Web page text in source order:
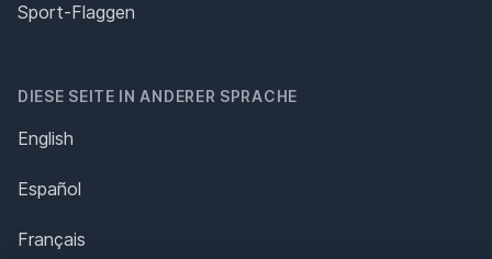
Sport-Flaggen
DIESE SEITE IN ANDERER SPRACHE
English
Español
Français